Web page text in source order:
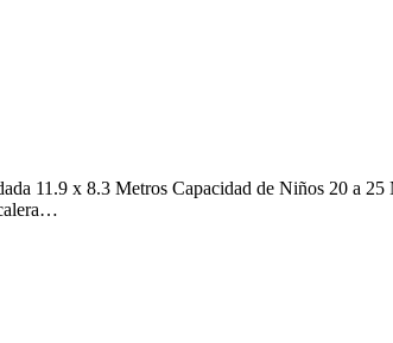
11.9 x 8.3 Metros Capacidad de Niños 20 a 25